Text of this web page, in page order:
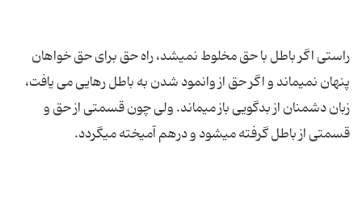
راستى اگر باطل با حق مخلوط نمى‏شد، راه حق براى حق خواهان
پنهان نمى‏ماند و اگر حق از وانمود شدن به باطل رهایى می یافت،
زبان دشمنان از بدگویى باز مى‏ماند. ولى چون قسمتى از حق و